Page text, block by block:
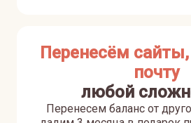
Перенесём
почту
любой
Перенесем баланс от